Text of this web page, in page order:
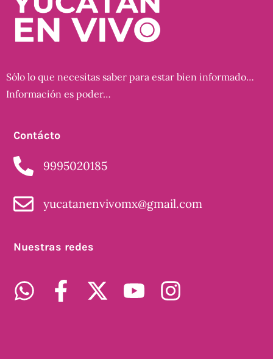
Sólo lo que necesitas saber para estar bien informado…
Información es poder…
Contácto
9995020185
yucatanenvivomx@gmail.com
Nuestras redes